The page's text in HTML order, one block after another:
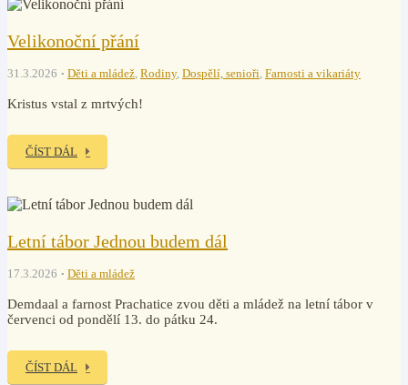
Velikonoční přání
31.3.2026 Děti a mládež, Rodiny, Dospělí, senioři, Farnosti a vikariáty
Kristus vstal z mrtvých!
ČÍST DÁL
Letní tábor Jednou budem dál
17.3.2026 Děti a mládež
Demdaal a farnost Prachatice zvou děti a mládež na letní tábor v
červenci od pondělí 13. do pátku 24.
ČÍST DÁL